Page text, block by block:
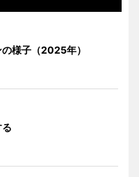
様子（2025年）